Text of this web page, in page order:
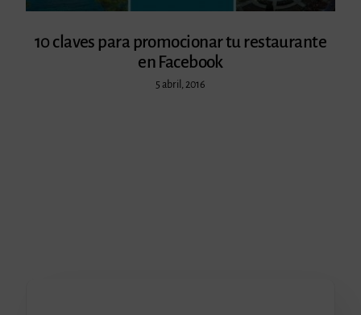
10 claves para promocionar tu restaurante
en Facebook
5 abril, 2016